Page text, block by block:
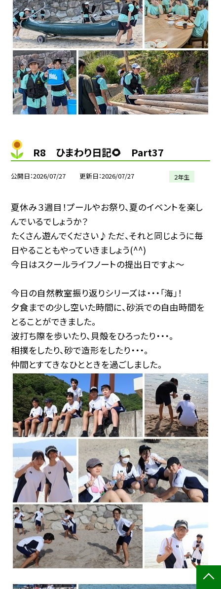
R8 ひまわり日記🌻 Part37
公開日 2026/07/27 更新日 2026/07/27 ２年生
夏休み３週目！プールやお祭り、夏のイベントを楽し
んでいるでしょうか？
たくさん遊んでください♪ただ、それと同じように毎
日やることもやっていきましょう(^^)
今日はスクールライフノートの提出日ですよ～
今日の自然教室振り返りシリーズは・・・「海」！
夕食までの少し空いた時間に、砂浜での自由時間を
とることができました。
波打ち際を歩いたり、貝殻をひろったり・・・。
相撲をしたり、砂で造形をしたり・・・。
仲間とすてきなひとときを過ごしました。